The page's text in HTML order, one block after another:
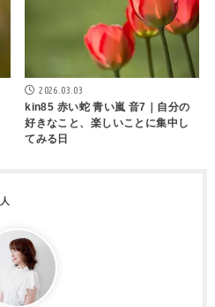
2026.03.03
kin85 赤い蛇 青い嵐 音7｜自分の
好きなこと、楽しいことに集中し
てみる日